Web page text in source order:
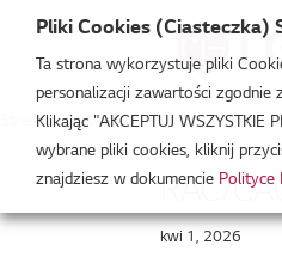
Strefa Klimatyzacji /Wydarzenia/
RAC/
kwi 1, 2026
Pliki Cookies (Ciasteczka)
Ta strona wykorzystuje pliki
personalizacji zawartości zgodnie
Klikając "AKCEPTUJ
wybrane pliki cookies, kliknij
znajdziesz w dokumencie Polityce